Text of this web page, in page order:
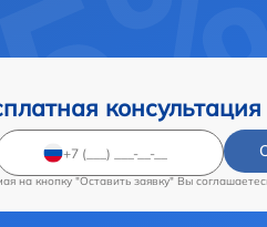
на кнопку "Оставить заявку" Вы